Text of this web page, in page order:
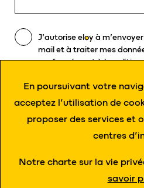
J’autoriseeloyà
mail et à traiter mes
conformément à la
Zoning de Damré, rue des
© 2021 eloy Tous
conditions générales
En poursuivant votre
acceptez l’utilisation de
proposer des services et
centres
Notre charte sur la vie
savoir